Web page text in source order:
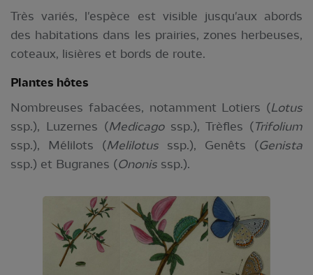
Très variés, l'espèce est visible jusqu'aux abords
des habitations dans les prairies, zones herbeuses,
coteaux, lisières et bords de route.
Plantes hôtes
Nombreuses fabacées, notamment Lotiers (Lotus
ssp.), Luzernes (Medicagossp.), Trèfles (Trifolium
ssp.), Mélilots (Melilotus ssp.), Genêts (Genista
ssp.) et Bugranes (Ononis ssp.).